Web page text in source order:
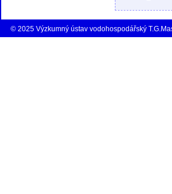
© 2025 Výzkumný ústav vodohospodářský